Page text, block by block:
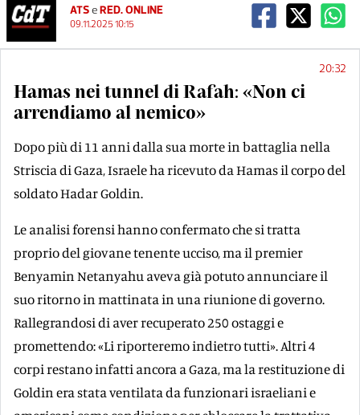
ATSeRED. ONLINE
09.11.2025 10:15
20:32
Hamas nei tunnel di Rafah: «Non ci
arrendiamo al nemico»
Dopo più di 11 anni dalla sua morte in battaglia nella
Striscia di Gaza, Israele ha ricevuto da Hamas il corpo del
soldato Hadar Goldin.
Le analisi forensi hanno confermato che si tratta
proprio del giovane tenente ucciso, ma il premier
Benyamin Netanyahu aveva già potuto annunciare il
suo ritorno in mattinata in una riunione di governo.
Rallegrandosi di aver recuperato 250 ostaggi e
promettendo: «Li riporteremo indietro tutti». Altri 4
corpi restano infatti ancora a Gaza, ma la restituzione di
Goldin era stata ventilata da funzionari israeliani e